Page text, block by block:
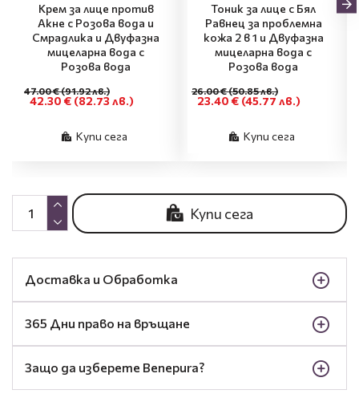
Купи сега
Крем за лице против
Акне с Розова вода и
Смрадлика и Двуфазна
мицеларна вода с
Розова вода
42.30 € (82.73 лв.)
47.00 €(91.92 лв.)
Купи сега
Тоник за лице с Бял
Равнец за проблемна
кожа 2 в 1 и Двуфазна
мицеларна вода с
Розова вода
23.40 € (45.77 лв.)
26.00 €(50.85 лв.)
Купи сега
Доставка и Обработка
365 Дни право на връщане
Защо да изберете Benepura?